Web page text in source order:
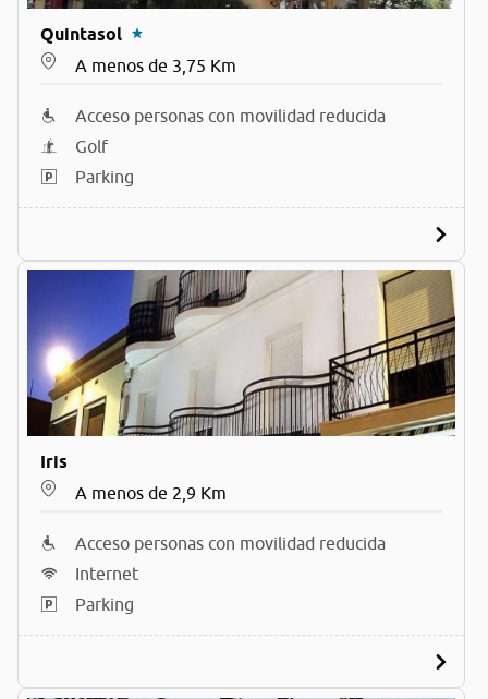
Quintasol
A menos de 3,75 Km
Acceso personas con movilidad reducida
Golf
Parking
Iris
A menos de 2,9 Km
Acceso personas con movilidad reducida
Internet
Parking